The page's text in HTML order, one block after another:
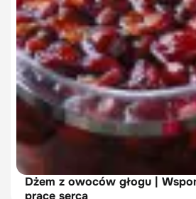
Dżem z owoców głogu |